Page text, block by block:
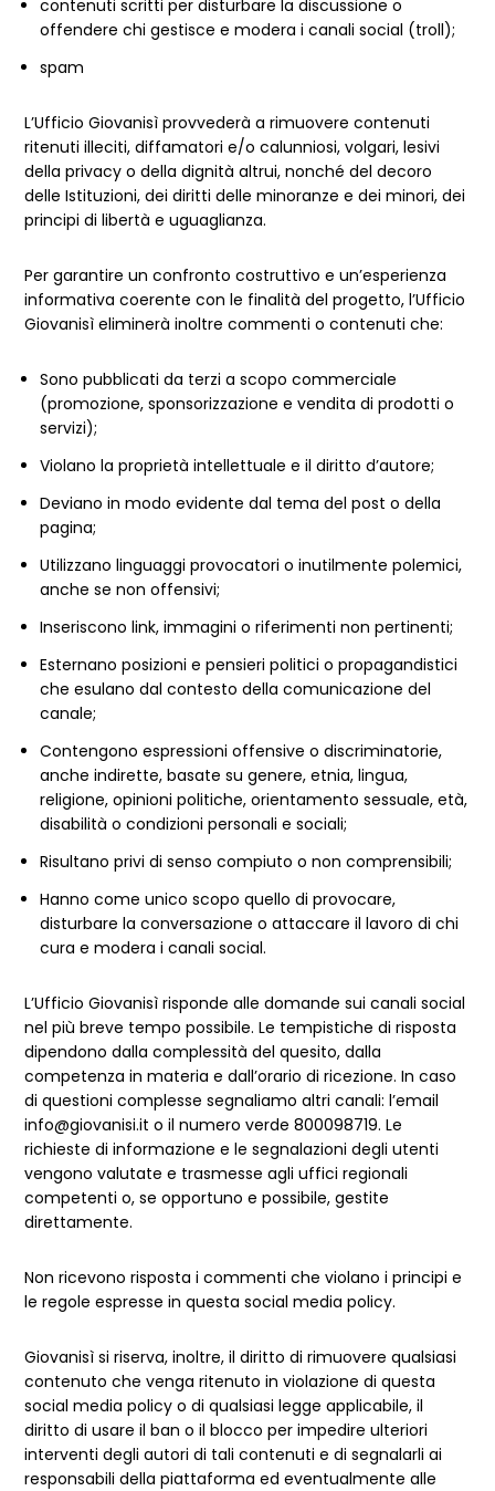
contenuti scritti per disturbare la discussione o
offendere chi gestisce e modera i canali social (troll);
spam
L’Ufficio Giovanisì provvederà a rimuoverecontenuti
ritenuti illeciti, diffamatori e/o calunniosi, volgari, lesivi
della privacy o della dignità altrui, nonché del decoro
delle Istituzioni, dei diritti delle minoranze e dei minori, dei
principi di libertà e uguaglianza.
Per garantire un confronto costruttivo e un’esperienza
informativa coerente con le finalità del progetto, l’Ufficio
Giovanisì eliminerà inoltre commenti o contenuti che:
Sono pubblicati da terzi a scopo commerciale
(promozione, sponsorizzazione e vendita di prodotti o
servizi);
Violano la proprietà intellettuale e il diritto d’autore;
Deviano in modo evidente dal tema del post o della
pagina;
Utilizzano linguaggi provocatori o inutilmente polemici,
anche se non offensivi;
Inseriscono link, immagini o riferimenti non pertinenti;
Esternanoposizioni e pensieri politici o propagandistici
che esulano dal contesto della comunicazione del
canale;
Contengono espressioni offensive o discriminatorie,
anche indirette, basate su genere, etnia, lingua,
religione, opinioni politiche, orientamento sessuale, età,
disabilità o condizioni personali e sociali;
Risultano privi di senso compiuto o non comprensibili;
Hanno come unico scopo quello di provocare,
disturbare la conversazione o attaccare il lavoro di chi
cura e modera i canali social.
L’Ufficio Giovanisì risponde alle domande sui canali social
nel più breve tempo possibile. Le tempistiche di risposta
dipendono dalla complessità del quesito, dalla
competenza in materia e dall’orario di ricezione. In caso
di questioni complesse segnaliamo altri canali: l’email
info@giovanisi.it o il numero verde 800098719. Le
richieste di informazione e le segnalazioni degli utenti
vengono valutate e trasmesse agli uffici regionali
competenti o, se opportuno e possibile, gestite
direttamente.
Non ricevono risposta i commenti che violano i principi e
le regole espresse in questa social media policy.
Giovanisì si riserva, inoltre, il diritto di rimuovere qualsiasi
contenuto che venga ritenuto in violazione di questa
social media policy o di qualsiasi legge applicabile, il
diritto di usare il ban o il blocco per impedire ulteriori
interventi degli autori di tali contenuti e di segnalarli ai
responsabili della piattaforma ed eventualmente alle